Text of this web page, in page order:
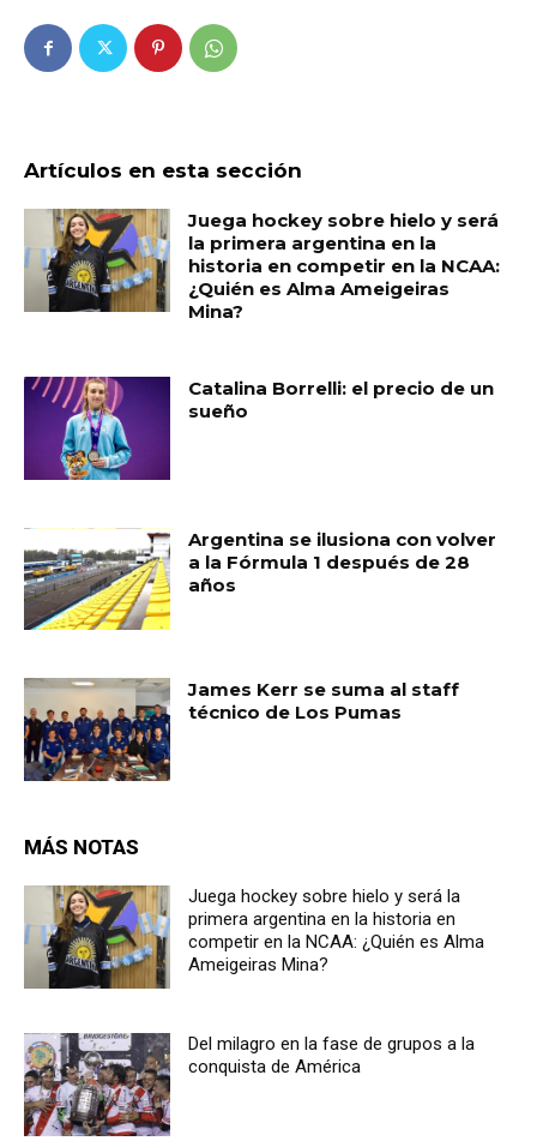
Artículos en esta sección
Juega hockey sobre hielo y será
la primera argentina en la
historia en competir en la NCAA:
¿Quién es Alma Ameigeiras
Mina?
Catalina Borrelli: el precio de un
sueño
Argentina se ilusiona con volver
a la Fórmula 1 después de 28
años
James Kerr se suma al staff
técnico de Los Pumas
MÁS NOTAS
Juega hockey sobre hielo y será la
primera argentina en la historia en
competir en la NCAA: ¿Quién es Alma
Ameigeiras Mina?
Del milagro en la fase de grupos a la
conquista de América